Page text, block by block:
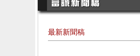
最新新聞稿